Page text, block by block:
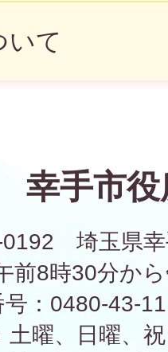
いて
幸手市役
0192 埼玉県幸
前8時30分か
号：0480-43-
土曜、日曜、